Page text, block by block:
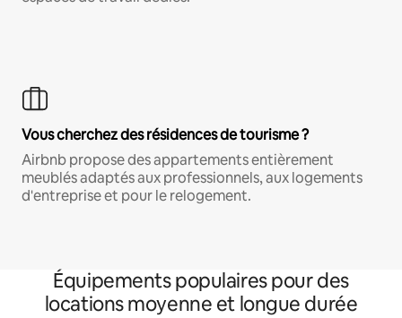
Vous cherchez des résidences de tourisme ?
Airbnb propose des appartements entièrement
meublés adaptés aux professionnels, aux logements
d'entreprise et pour le relogement.
Équipements populaires pour des
locations moyenne et longue durée